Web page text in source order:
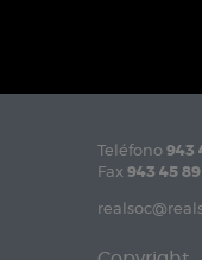
Teléfono 943
Fax 943 45 89